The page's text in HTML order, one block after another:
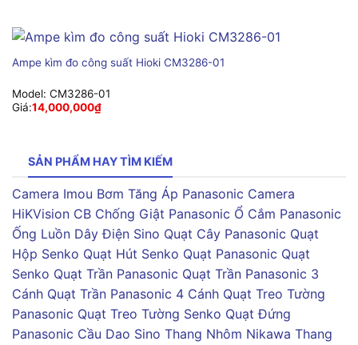
Ampe kìm đo công suất Hioki CM3286-01
Model: CM3286-01
Giá:14,000,000₫
SẢN PHẨM HAY TÌM KIẾM
Camera Imou Bơm Tăng Áp Panasonic Camera
HiKVision CB Chống Giật Panasonic Ổ Cắm Panasonic
Ống Luồn Dây Điện Sino Quạt Cây Panasonic Quạt
Hộp Senko Quạt Hút Senko Quạt Panasonic Quạt
Senko Quạt Trần Panasonic Quạt Trần Panasonic 3
Cánh Quạt Trần Panasonic 4 Cánh Quạt Treo Tường
Panasonic Quạt Treo Tường Senko Quạt Đứng
Panasonic Cầu Dao Sino Thang Nhôm Nikawa Thang